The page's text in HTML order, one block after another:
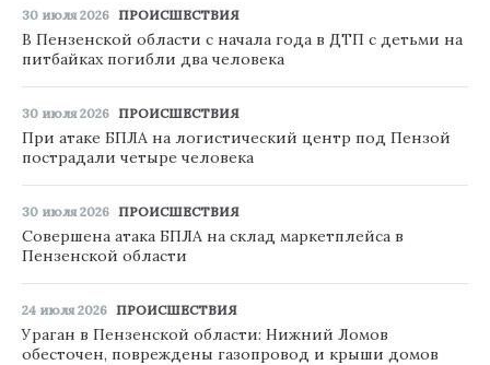
30 июля 2026 ПРОИСШЕСТВИЯ
В Пензенской области с начала года в ДТП с детьми на
питбайках погибли два человека
30 июля 2026 ПРОИСШЕСТВИЯ
При атаке БПЛА на логистический центр под Пензой
пострадали четыре человека
30 июля 2026 ПРОИСШЕСТВИЯ
Совершена атака БПЛА на склад маркетплейса в
Пензенской области
24 июля 2026 ПРОИСШЕСТВИЯ
Ураган в Пензенской области: Нижний Ломов
обесточен, повреждены газопровод и крыши домов